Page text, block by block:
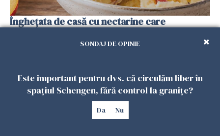
Înghețata de casă cu nectarine care
câteva ingredienteSONDAJ DE OPINIE
Este important pentru dvs. că circulăm liber în
spațiul Schengen, fără control la granițe?
Da Nu